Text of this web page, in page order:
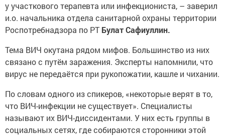
у участкового терапевта или инфекциониста, – заверил
и.о. начальника отдела санитарной охраны территории
Роспотребнадзора по РТ Булат Сафиуллин.
Тема ВИЧ окутана рядом мифов. Большинство из них
связано с путём заражения. Эксперты напомнили, что
вирус не передаётся при рукопожатии, кашле и чихании.
По словам одного из спикеров, «некоторые верят в то,
что ВИЧ-инфекции не существует». Специалисты
называют их ВИЧ-диссидентами. У них есть группы в
социальных сетях, где собираются сторонники этой